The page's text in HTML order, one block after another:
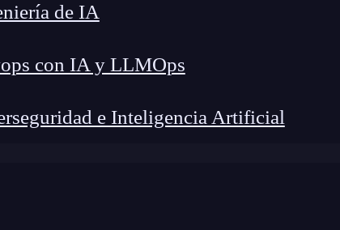
de IA
con IA y LLMOps
e Inteligencia Artificial